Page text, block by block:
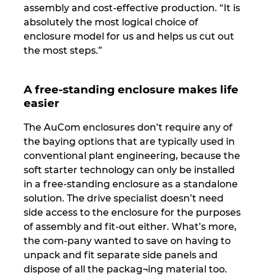
assembly and cost-effective production. “It is
absolutely the most logical choice of
enclosure model for us and helps us cut out
the most steps.”
A free-standing enclosure makes life
easier
The AuCom enclosures don’t require any of
the baying options that are typically used in
conventional plant engineering, because the
soft starter technology can only be installed
in a free-standing enclosure as a standalone
solution. The drive specialist doesn’t need
side access to the enclosure for the purposes
of assembly and fit-out either. What’s more,
the com-pany wanted to save on having to
unpack and fit separate side panels and
dispose of all the packag¬ing material too.